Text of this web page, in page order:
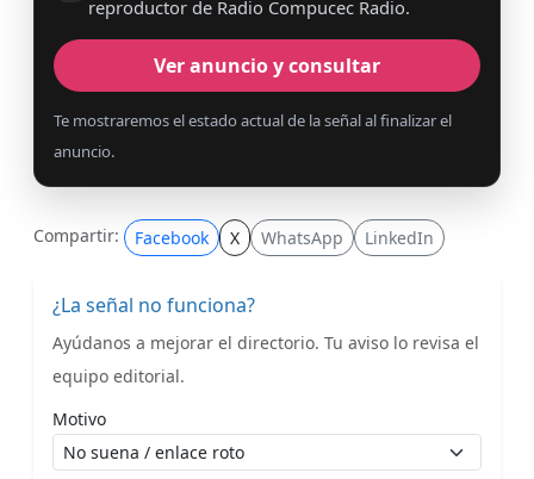
reproductor de Radio Compucec Radio.
Ver anuncio y consultar
Te mostraremos el estado actual de la señal al finalizar el
anuncio.
Compartir: Facebook X WhatsApp LinkedIn
¿La señal no funciona?
Ayúdanos a mejorar el directorio. Tu aviso lo revisa el
equipo editorial.
Motivo